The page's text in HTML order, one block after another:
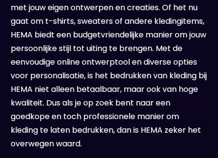
met jouw eigen ontwerpen en creaties. Of het nu
gaat om t-shirts, sweaters of andere kledingitems,
HEMA biedt een budgetvriendelijke manier om jouw
persoonlijke stijl tot uiting te brengen. Met de
eenvoudige online ontwerptool en diverse opties
voor personalisatie, is het bedrukken van kleding bij
HEMA niet alleen betaalbaar, maar ook van hoge
kwaliteit. Dus als je op zoek bent naar een
goedkope en toch professionele manier om
kleding te laten bedrukken, dan is HEMA zeker het
overwegen waard.